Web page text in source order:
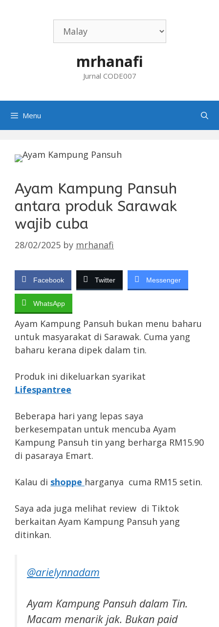
mrhanafi
Jurnal CODE007
Menu
Ayam Kampung Pansuh
antara produk Sarawak
wajib cuba
28/02/2025 by mrhanafi
Facebook Twitter Messenger
WhatsApp
Ayam Kampung Pansuh bukan menu baharu
untuk masyarakat di Sarawak. Cuma yang
baharu kerana dipek dalam tin.
Produk ini dikeluarkan syarikat
Lifespantree
Beberapa hari yang lepas saya
berkesempatan untuk mencuba Ayam
Kampung Pansuh tin yang berharga RM15.90
di pasaraya Emart.
Kalau di shoppe harganya cuma RM15 setin.
Saya ada juga melihat review di Tiktok
berkaitan Ayam Kampung Pansuh yang
ditinkan.
@arielynnadam
Ayam Kampung Pansuh dalam Tin.
Macam menarik jak. Bukan paid